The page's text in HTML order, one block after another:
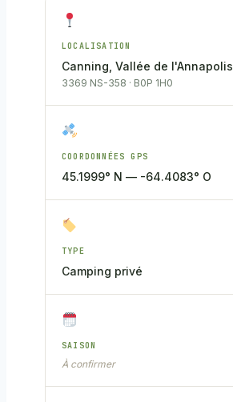
LOCALISATION
Canning, Vallée de l'Annapolis
3369 NS-358 · B0P 1H0
COORDONNÉES GPS
45.1999° N — -64.4083° O
TYPE
Camping privé
SAISON
À confirmer